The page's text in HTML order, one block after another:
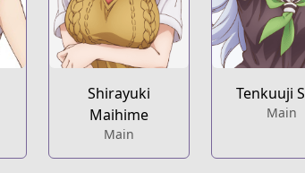
Shirayuki
Maihime
Main
Tenkuuji
Main